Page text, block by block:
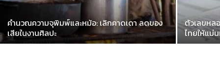
คำนวณความจุพิมพ์และหม้อ: เลิกคาดเดา ลดของ
เสียในงานศิลปะ
ตัวเลขหล
ไทยให้แม่